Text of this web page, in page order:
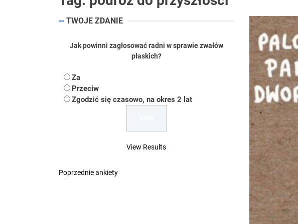
Koper – część 2.
Uwaga Dębieńsko – woda nieprzydatna
Dość komentowania kolejnych afer w
TWOJE ZDANIE
Jak powinni zagłosować radni w sprawie zwałów
płaskich?
Za
Przeciw
Zgodzić się czasowo, na okres 2 lat
View Results
Poprzednie ankiety